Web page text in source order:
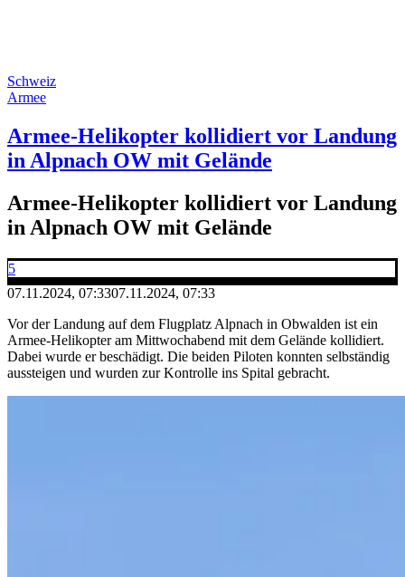
Schweiz
Armee
Armee-Helikopter kollidiert vor Landung
in Alpnach OW mit Gelände
Armee-Helikopter kollidiert vor Landung
in Alpnach OW mit Gelände
5
07.11.2024, 07:3307.11.2024, 07:33
Vor der Landung auf dem Flugplatz Alpnach in Obwalden ist ein
Armee-Helikopter am Mittwochabend mit dem Gelände kollidiert.
Dabei wurde er beschädigt. Die beiden Piloten konnten selbständig
aussteigen und wurden zur Kontrolle ins Spital gebracht.